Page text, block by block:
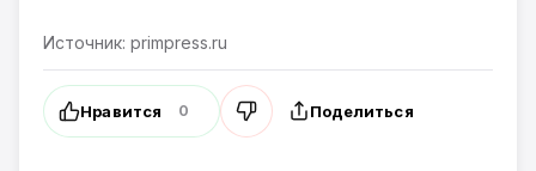
Источник: primpress.ru
Нравится 0 Поделиться